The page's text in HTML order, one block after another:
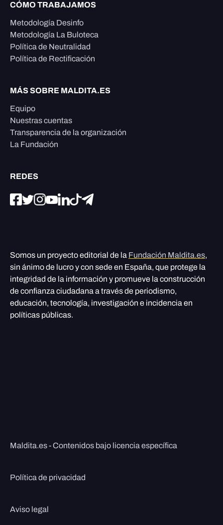
CÓMO TRABAJAMOS
Metodología Desinfo
Metodología La Buloteca
Política de Neutralidad
Política de Rectificación
MÁS SOBRE MALDITA.ES
Equipo
Nuestras cuentas
Transparencia de la organización
La Fundación
REDES
Somos un proyecto editorial de la Fundación Maldita.es,
sin ánimo de lucro y con sede en España, que protege la
integridad de la información y promueve la construcción
de confianza ciudadana a través de periodismo,
educación, tecnología, investigación e incidencia en
políticas públicas.
Maldita.es - Contenidos bajo licencia específica
Política de privacidad
Aviso legal